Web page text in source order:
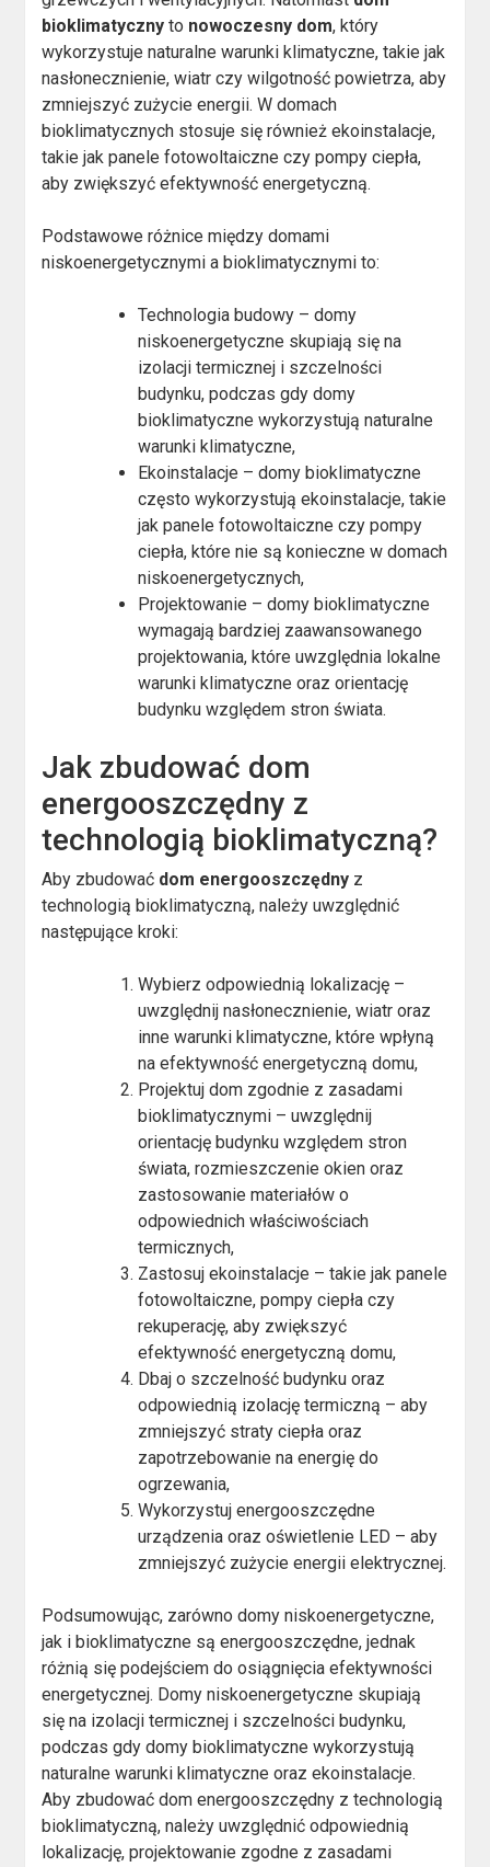
bioklimatyczny to nowoczesny dom, który
wykorzystuje naturalne warunki klimatyczne, takie jak
nasłonecznienie, wiatr czy wilgotność powietrza, aby
zmniejszyć zużycie energii. W domach
bioklimatycznych stosuje się również ekoinstalacje,
takie jak panele fotowoltaiczne czy pompy ciepła,
aby zwiększyć efektywność energetyczną.
Podstawowe różnice między domami
niskoenergetycznymi a bioklimatycznymi to:
Technologia budowy – domy
niskoenergetyczne skupiają się na
izolacji termicznej i szczelności
budynku, podczas gdy domy
bioklimatyczne wykorzystują naturalne
warunki klimatyczne,
Ekoinstalacje – domy bioklimatyczne
często wykorzystują ekoinstalacje, takie
jak panele fotowoltaiczne czy pompy
ciepła, które nie są konieczne w domach
niskoenergetycznych,
Projektowanie – domy bioklimatyczne
wymagają bardziej zaawansowanego
projektowania, które uwzględnia lokalne
warunki klimatyczne oraz orientację
budynku względem stron świata.
Jak zbudować dom
energooszczędny z
technologią bioklimatyczną?
Aby zbudować dom energooszczędny z
technologią bioklimatyczną, należy uwzględnić
następujące kroki:
Wybierz odpowiednią lokalizację –
uwzględnij nasłonecznienie, wiatr oraz
inne warunki klimatyczne, które wpłyną
na efektywność energetyczną domu,
Projektuj dom zgodnie z zasadami
bioklimatycznymi – uwzględnij
orientację budynku względem stron
świata, rozmieszczenie okien oraz
zastosowanie materiałów o
odpowiednich właściwościach
termicznych,
Zastosuj ekoinstalacje – takie jak panele
fotowoltaiczne, pompy ciepła czy
rekuperację, aby zwiększyć
efektywność energetyczną domu,
Dbaj o szczelność budynku oraz
odpowiednią izolację termiczną – aby
zmniejszyć straty ciepła oraz
zapotrzebowanie na energię do
ogrzewania,
Wykorzystuj energooszczędne
urządzenia oraz oświetlenie LED – aby
zmniejszyć zużycie energii elektrycznej.
Podsumowując, zarówno domy niskoenergetyczne,
jak i bioklimatyczne są energooszczędne, jednak
różnią się podejściem do osiągnięcia efektywności
energetycznej. Domy niskoenergetyczne skupiają
się na izolacji termicznej i szczelności budynku,
podczas gdy domy bioklimatyczne wykorzystują
naturalne warunki klimatyczne oraz ekoinstalacje.
Aby zbudować dom energooszczędny z technologią
bioklimatyczną, należy uwzględnić odpowiednią
lokalizację, projektowanie zgodne z zasadami